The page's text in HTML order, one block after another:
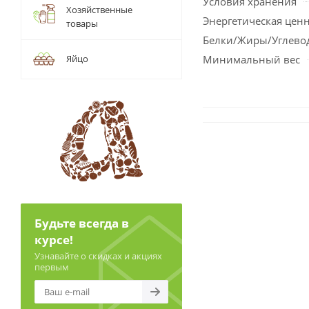
Энергетическая
Белки/Жиры/
Минимальный вес
Хозяйственные
товары
Яйцо
Будьте всегда в
курсе!
Узнавайте о скидках и акциях
первым